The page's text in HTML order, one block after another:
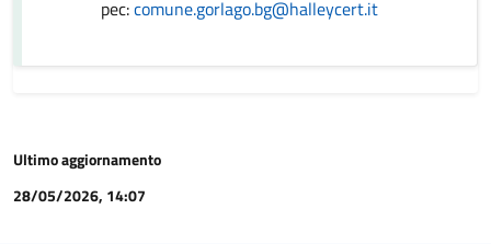
pec:comune.gorlago.bg@halleycert.it
Ultimo aggiornamento
28/05/2026, 14:07